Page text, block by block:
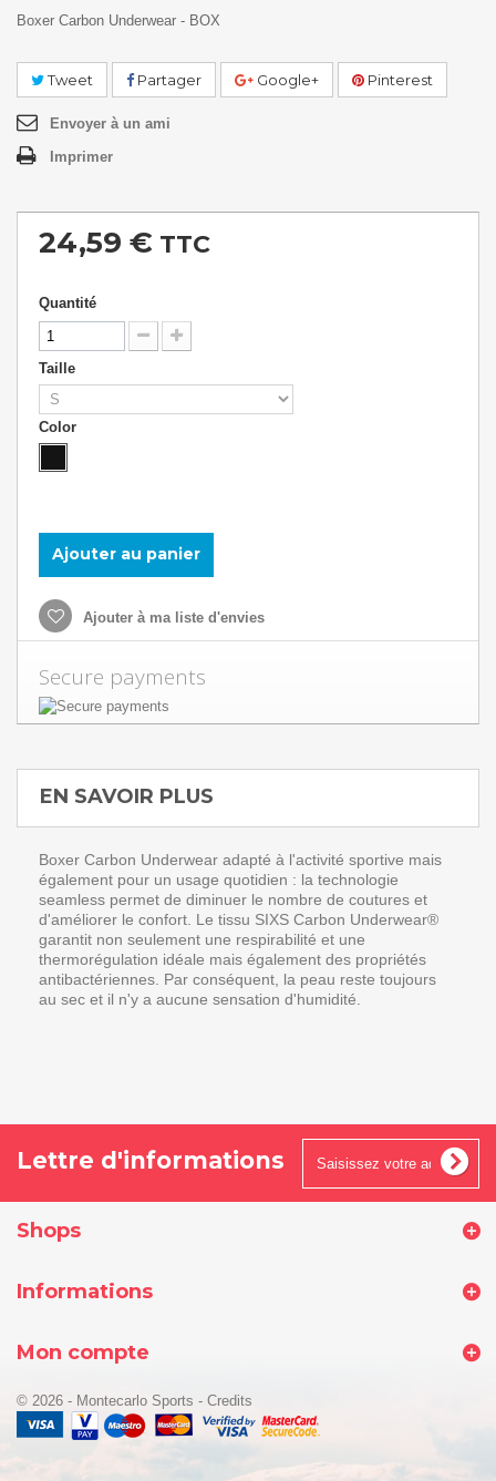
Boxer Carbon Underwear - BOX
Tweet Partager Google+ Pinterest
Envoyer à un ami
Imprimer
24,59 € TTC
Quantité
Taille
Color
Ajouter au panier
Ajouter à ma liste d'envies
Secure payments
EN SAVOIR PLUS
Boxer Carbon Underwear adapté à l'activité sportive mais
également pour un usage quotidien : la technologie
seamless permet de diminuer le nombre de coutures et
d'améliorer le confort. Le tissu SIXS Carbon Underwear®
garantit non seulement une respirabilité et une
thermorégulation idéale mais également des propriétés
antibactériennes. Par conséquent, la peau reste toujours
au sec et il n'y a aucune sensation d'humidité.
Lettre d'informations
Shops
Informations
© 2026 - Montecarlo Sports - Credits
Mon compte